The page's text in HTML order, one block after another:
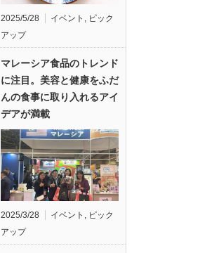
2025/5/28 イベント , ピック
アップ
マレーシア食品のトレンド
に注目。美容と健康をふだ
んの食事に取り入れるアイ
デアが満載
2025/3/28 イベント
ピック
アップ